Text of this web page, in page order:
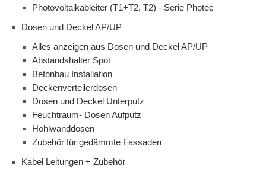
Photovoltaikableiter (T1+T2, T2) - Serie Photec
Dosen und Deckel AP/UP
Alles anzeigen aus Dosen und Deckel AP/UP
Abstandshalter Spot
Betonbau Installation
Deckenverteilerdosen
Dosen und Deckel Unterputz
Feuchtraum- Dosen Aufputz
Hohlwanddosen
Zubehör für gedämmte Fassaden
Kabel Leitungen + Zubehör